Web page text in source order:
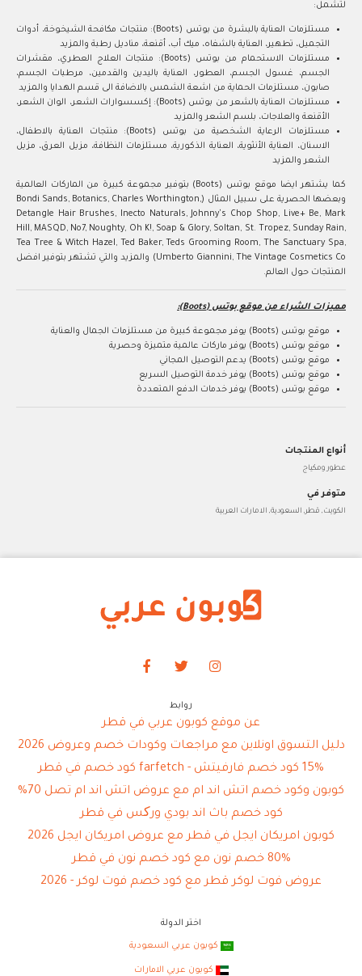
لتشمل:
مستلزمات العناية بالبشرة من بوتس (Boots): منتجات مكافحة الشيخوخة، أدوات
التجميل، تطهير، العناية بالشفاه، ميك أب، أقنعة، مناديل رطبة والمزيد
مستلزمات الاستحمام من بوتس (Boots): منتجات العلاج العطري، مقشرات
الجسم، غسول الجسم، العطور، العناية باليدين والقدمين، مرطبات الجسم،
صابون، مستلزمات الحماية من اشعة الشمس بالاضافة الى قسم الهدايا والمزيد
مستلزمات العناية بالشعر من بوتس (Boots): إكسسوارات الشعر، الوان الشعر،
الأقنعة والعلاجات، بلسم الشعر والمزيد
مستلزمات الرعاية الشخصية من بوتس (Boots): منتجات العناية بالاطفال،
الاسنان، العناية الأنثوية، العناية الذكورية، مستلزمات النظافة، مزيل العرق، مزيل
الشعر والمزيد
كما يشتهر ايضا موقع بوتس (Boots) بتوفير مجموعة كبيرة من الماركات العالمية
وبعضها الحصرية على سبيل المثال (Bondi Sands, Botanics, Charles Worthington,
Detangle Hair Brushes, Inecto Naturals, Johnny's Chop Shop, Live+ Be, Mark
Hill, MASQD, No7, Noughty, Oh K!, Soap & Glory, Soltan, St. Tropez, Sunday Rain,
Tea Tree & Witch Hazel, Ted Baker, Teds Grooming Room, The Sanctuary Spa,
Umberto Giannini, The Vintage Cosmetics Co) والمزيد والتي تشتهر بتوفير افضل
المنتجات حول العالم.
مميزات الشراء من موقع بوتس (Boots):
موقع بوتس (Boots) يوفر مجموعة كبيرة من مستلزمات الجمال والعناية
موقع بوتس (Boots) يوفر ماركات عالمية متميزة وحصرية
موقع بوتس (Boots) يدعم التوصيل المجاني
موقع بوتس (Boots) يوفر خدمة التوصيل السريع
موقع بوتس (Boots) يوفر خدمات الدفع المتعددة
أنواع المنتجات
عطور ومكياج
متوفر في
الكويت, قطر, السعودية, الامارات العربية
روابط
عن موقع كوبون عربي في قطر
دليل التسوق اونلاين مع مراجعات وكودات خصم وعروض 2026
15% كود خصم فارفيتش - farfetch كود خصم في قطر
كوبون وكود خصم اتش اند ام مع عروض اتش اند ام تصل 70%
كود خصم باث اند بودي ورکس في قطر
كوبون امريكان ايجل في قطر مع عروض امريكان ايجل 2026
80% خصم نون مع كود خصم نون في قطر
عروض فوت لوكر قطر مع كود خصم فوت لوكر - 2026
اختر الدولة
كوبون عربي السعودية
كوبون عربي الامارات